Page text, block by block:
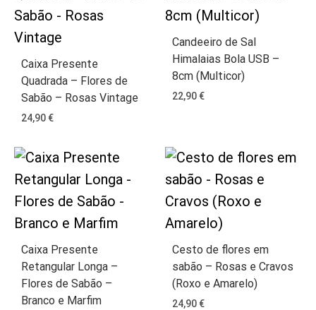
Caixa Presente
Quadrada – Flores de
Sabão – Rosas Vintage
24,90€
Candeeiro de Sal
Himalaias Bola USB –
8cm (Multicor)
22,90€
Caixa Presente
Retangular Longa –
Flores de Sabão –
Branco e Marfim
Cesto de flores em
sabão – Rosas e Cravos
(Roxo e Amarelo)
24,90€